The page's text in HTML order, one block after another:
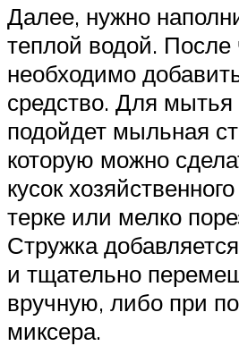
Далее, нужно
теплой водой. После
необходимо
средство. Для мытья
подойдет мыльная
которую можно
кусок
терке или мелко
Стружка
и тщательно
вручную, либо при
миксера.